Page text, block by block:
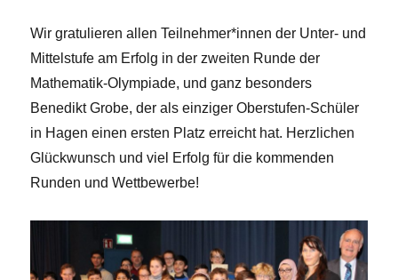
Wir gratulieren allen Teilnehmer*innen der Unter- und
Mittelstufe am Erfolg in der zweiten Runde der
Mathematik-Olympiade, und ganz besonders
Benedikt Grobe, der als einziger Oberstufen-Schüler
in Hagen einen ersten Platz erreicht hat. Herzlichen
Glückwunsch und viel Erfolg für die kommenden
Runden und Wettbewerbe!